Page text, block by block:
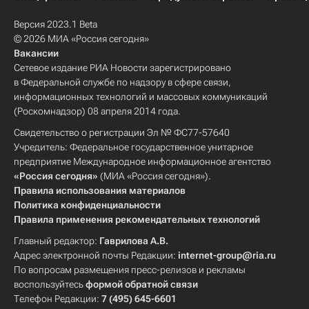
Версия 2023.1 Beta
© 2026 МИА «Россия сегодня»
Вакансии
Сетевое издание РИА Новости зарегистрировано
в Федеральной службе по надзору в сфере связи,
информационных технологий и массовых коммуникаций
(Роскомнадзор) 08 апреля 2014 года.
Свидетельство о регистрации Эл № ФС77-57640
Учредитель: Федеральное государственное унитарное
предприятие Международное информационное агентство
«Россия сегодня» (МИА «Россия сегодня»).
Правила использования материалов
Политика конфиденциальности
Правила применения рекомендательных технологий
Главный редактор: Гаврилова А.В.
Адрес электронной почты Редакции: internet-group@ria.ru
По вопросам размещения пресс-релизов и рекламы
воспользуйтесьформой обратной связи
Телефон Редакции: 7 (495) 645-6601